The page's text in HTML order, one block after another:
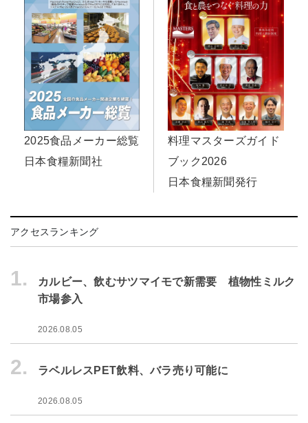
2025食品メーカー総覧
日本食糧新聞社
料理マスターズガイド
ブック2026
日本食糧新聞発行
アクセスランキング
1.
カルビー、飲むサツマイモで新需要 植物性ミルク
市場参入
2026.08.05
2. ラベルレスPET飲料、バラ売り可能に
2026.08.05